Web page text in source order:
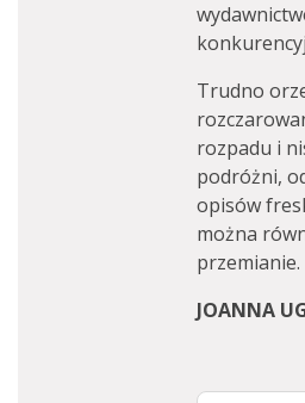
Trudno
rozpadu i
podróżni,
opisów
można
przemianie.
JOANNA